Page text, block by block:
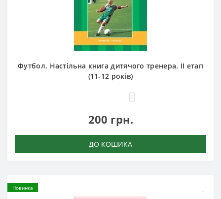
Футбол. Настільна книга дитячого тренера. II етап
(11-12 років)
200 грн.
ДО КОШИКА
Новинка